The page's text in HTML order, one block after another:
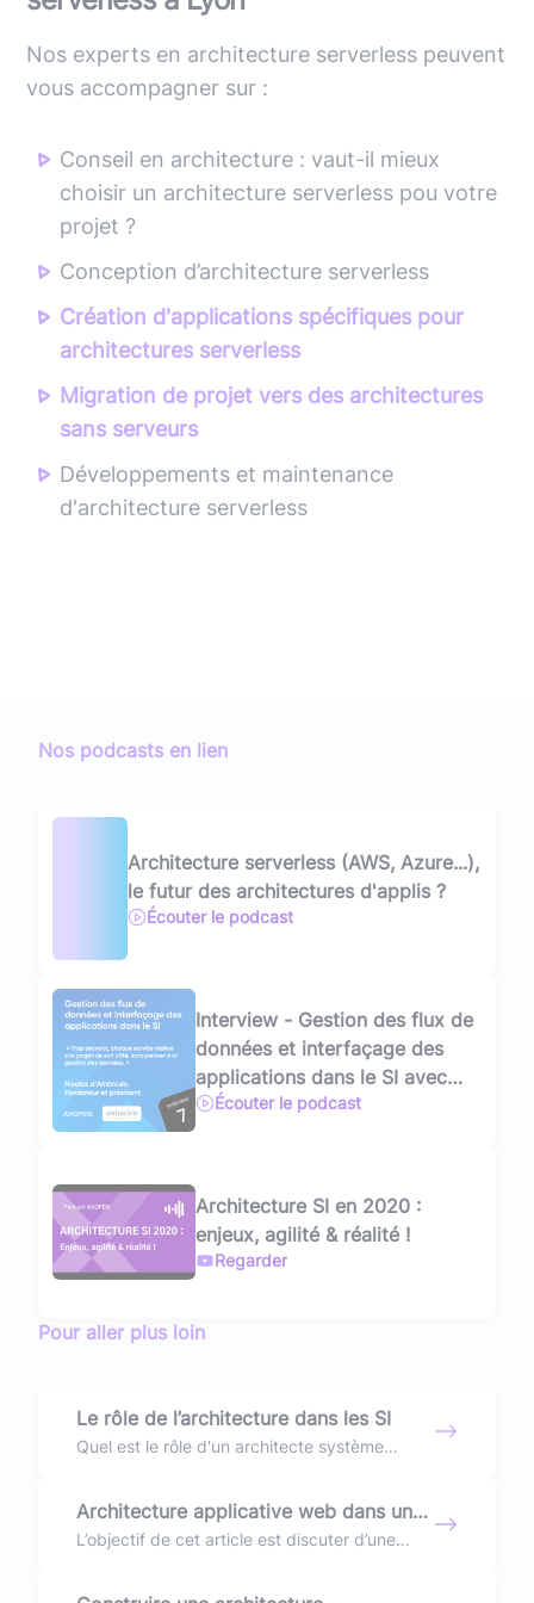
Nos experts en architecture serverless peuvent
vous accompagner sur :
Conseil en architecture : vaut-il mieux
choisir un architecture serverless pou votre
projet ?
Conception d’architecture serverless
Création d'applications spécifiques pour
architectures serverless
Migration de projet vers des architectures
sans serveurs
Développements et maintenance
d'architecture serverless
Nos podcasts en lien
Architecture serverless (AWS, Azure...),
le futur des architectures d'applis ?
Écouter le podcast
Interview - Gestion des flux de
données et interfaçage des
applications dans le SI avec
Nicolas d'Ambrosio
Écouter le podcast
Architecture SI en 2020 :
enjeux, agilité & réalité !
Regarder
Pour aller plus loin
Le rôle de l’architecture dans les SI
Quel est le rôle d'un architecte système
Architecture applicative web dans un
cloud
L’objectif de cet article est discuter d’une